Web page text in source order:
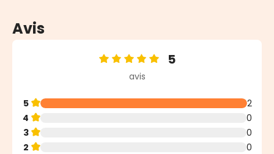
Avis
Note moyenne de 5 sur 5 étoiles
5
avis
5
2
4
0
3
0
2
0